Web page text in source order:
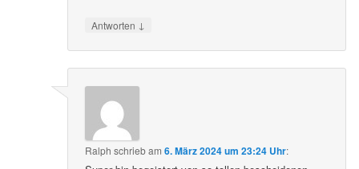
Antworten ↓
Ralph schriebam6. März 2024 um 23:24 Uhr: